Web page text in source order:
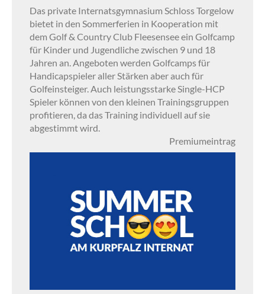
Das private Internatsgymnasium Schloss Torgelow
bietet in den Sommerferien in Kooperation mit
dem Golf & Country Club Fleesensee ein Golfcamp
für Kinder und Jugendliche zwischen 9 und 18
Jahren an. Angeboten werden Golfcamps für
Handicapspieler aller Stärken aber auch für
Golfeinsteiger. Auch leistungsstarke Single-HCP
Spieler können von den kleinen Trainingsgruppen
profitieren, da das Training individuell auf sie
abgestimmt wird.
Premiumeintrag